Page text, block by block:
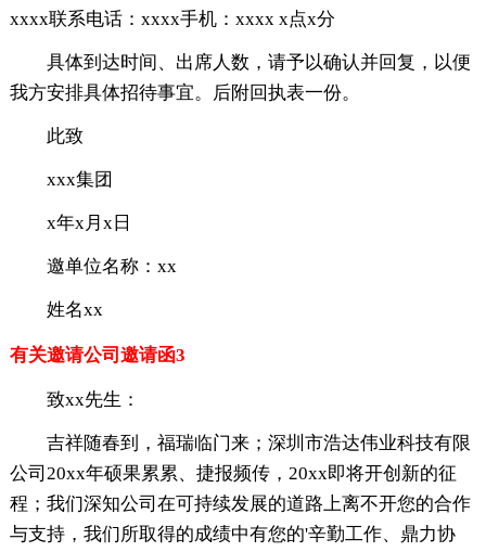
xxxx联系电话：xxxx手机：xxxx x点x分
具体到达时间、出席人数，请予以确认并回复，以便
我方安排具体招待事宜。后附回执表一份。
此致
xxx集团
x年x月x日
邀单位名称：xx
姓名xx
有关邀请公司邀请函3
致xx先生：
吉祥随春到，福瑞临门来；深圳市浩达伟业科技有限
公司20xx年硕果累累、捷报频传，20xx即将开创新的征
程；我们深知公司在可持续发展的道路上离不开您的合作
与支持，我们所取得的成绩中有您的'辛勤工作、鼎力协